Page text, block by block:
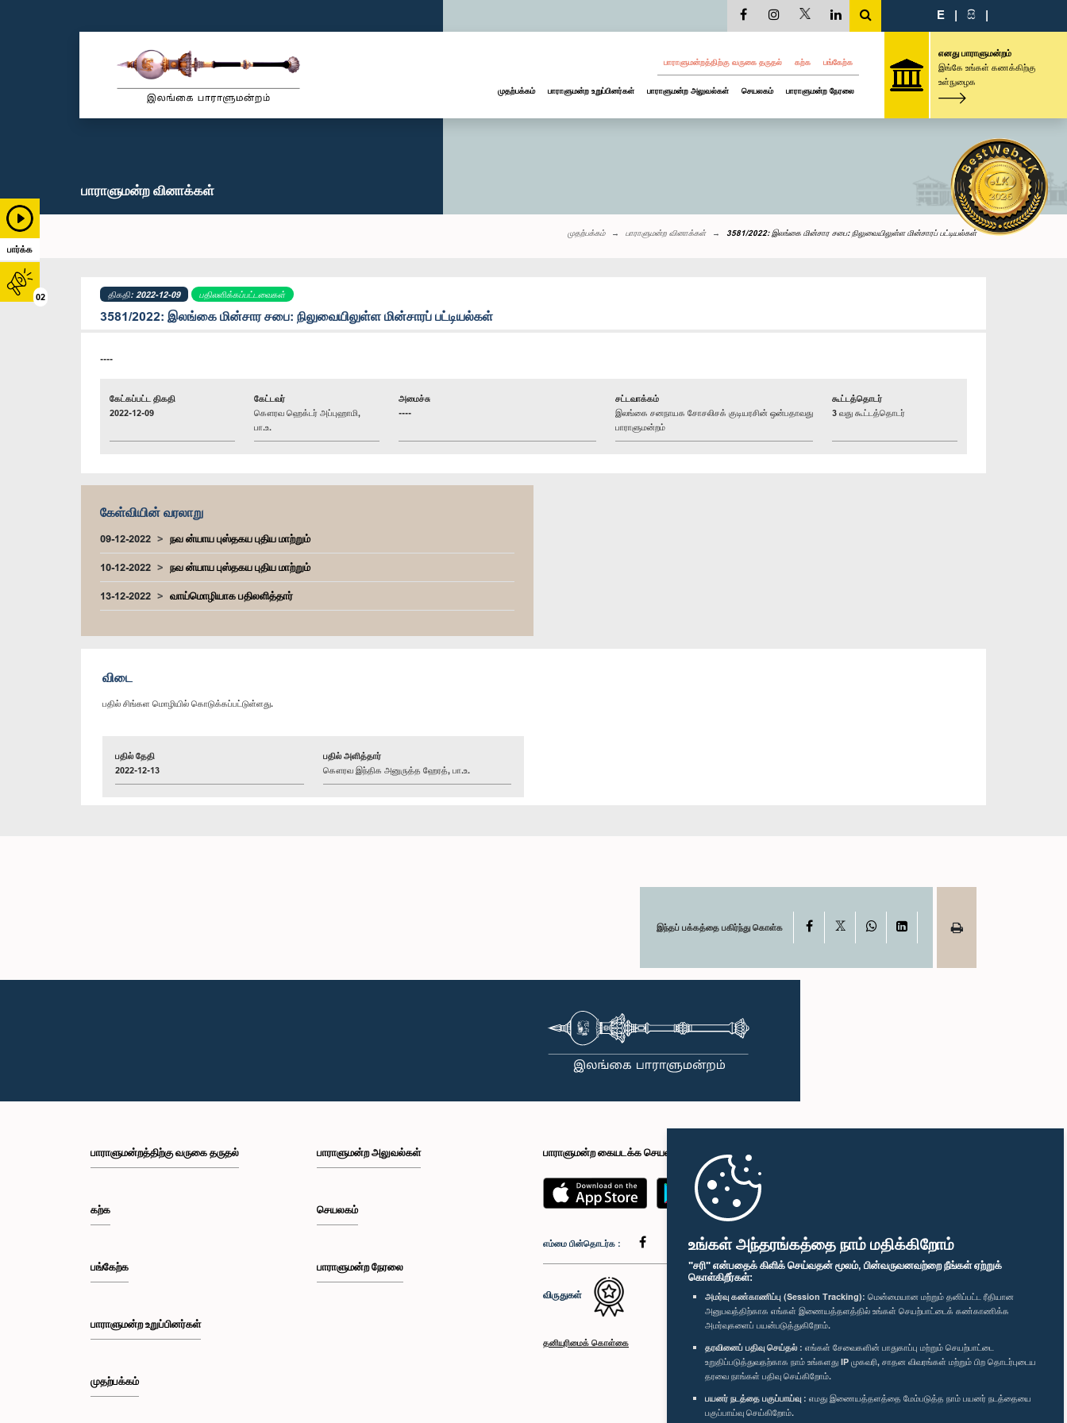
உங்கள் அந்தரங்கத்தை நாம் மதிக்கிறோம்
"சரி" என்பதைக் கிளிக் செய்வதன் மூலம், பின்வருவனவற்றை நீங்கள் ஏற்றுக்
கொள்கிறீர்கள்:
அமர்வு கண்காணிப்பு (Session Tracking): மென்மையான மற்றும் தனிப்பட்ட ரீதியான
அனுபவத்திற்காக எங்கள் இணையத்தளத்தில் உங்கள் செயற்பாட்டைக் கண்காணிக்க
அமர்வுகளைப் பயன்படுத்துகிறோம்.
தரவினைப் பதிவு செய்தல் : எங்கள் சேவைகளின் பாதுகாப்பு மற்றும் செயற்பாட்டை
உறுதிப்படுத்துவதற்காக நாம் உங்களது IP முகவரி, சாதன விவரங்கள் மற்றும் பிற தொடர்புடைய
தரவை நாங்கள் பதிவு செய்கிறோம்.
பயனர் நடத்தை பகுப்பாய்வு : எமது இணையத்தளத்தை மேம்படுத்த நாம் பயனர் நடத்தையை
பகுப்பாய்வு செய்கிறோம்.
பார்க்க
02
E | සි |
பாராளுமன்றத்திற்கு வருகை தருதல் கற்க பங்கேற்க
முதற்பக்கம் பாராளுமன்ற உறுப்பினர்கள் பாராளுமன்ற அலுவல்கள் செயலகம் பாராளுமன்ற நேரலை
எனது பாராளுமன்றம்
இங்கே உங்கள் கணக்கிற்கு
உள்நுழைக
பாராளுமன்ற வினாக்கள்
முதற்பக்கம் பாராளுமன்ற வினாக்கள் 3581/2022: இலங்கை மின்சார சபை: நிலுவையிலுள்ள மின்சாரப் பட்டியல்கள்
திகதி: 2022-12-09 பதிலளிக்கப்பட்டவைகள்
3581/2022: இலங்கை மின்சார சபை: நிலுவையிலுள்ள மின்சாரப் பட்டியல்கள்
----
கேட்கப்பட்ட திகதி
2022-12-09
கேட்டவர்
கௌரவ ஹெக்டர் அப்புஹாமி,
பா.உ.
அமைச்சு
----
சட்டவாக்கம்
இலங்கை சனநாயக சோசலிசக் குடியரசின் ஒன்பதாவது
பாராளுமன்றம்
கூட்டத்தொடர்
3 வது கூட்டத்தொடர்
கேள்வியின் வரலாறு
09-12-2022
நவ ன்யாய புஸ்தகய புதிய மாற்றும்
10-12-2022
நவ ன்யாய புஸ்தகய புதிய மாற்றும்
13-12-2022
வாய்மொழியாக பதிலளித்தார்
விடை
பதில் சிங்கள மொழியில் கொடுக்கப்பட்டுள்ளது.
பதில் தேதி
2022-12-13
பதில் அளித்தார்
கௌரவ இந்திக அனுருத்த ஹேரத், பா.உ.
இந்தப் பக்கத்தை பகிர்ந்து கொள்க Facebook WhatsAppLinkedIn
பாராளுமன்றத்திற்கு வருகை தருதல்
கற்க
பங்கேற்க
பாராளுமன்ற உறுப்பினர்கள்
முதற்பக்கம்
பாராளுமன்ற அலுவல்கள்
செயலகம்
பாராளுமன்ற நேரலை
பாராளுமன்ற கையடக்க செயலி
எம்மை பின்தொடர்க :
விருதுகள்
தனியுரிமைக் கொள்கை